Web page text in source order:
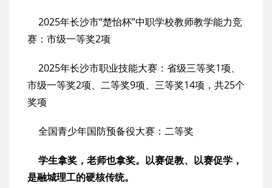
2025年长沙市“楚怡杯”中职学校教师教学能力竞
赛：市级一等奖2项
2025年长沙市职业技能大赛：省级三等奖1项、
市级一等奖2项、二等奖9项、三等奖14项，共25个
奖项
全国青少年国防预备役大赛：二等奖
学生拿奖，老师也拿奖。以赛促教、以赛促学，
是融城理工的硬核传统。